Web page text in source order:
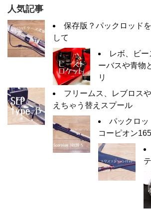
人気記事
保存版？パックロッド
して
レボ、ビ
ーバスや青物
リ
フリームス、レブロス
えちゃう替えスプール
パックロッ
コーピオン